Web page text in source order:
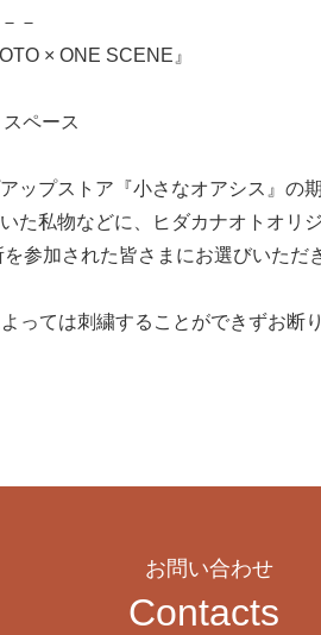
－
× ONE SCENE』
ペース
ップストア『小さなオアシス』の
た私物などに、ヒダカナオトオリ
参加された皆さまにお選びいた
っては刺繍することができずお断
お問い合わせ
Contacts